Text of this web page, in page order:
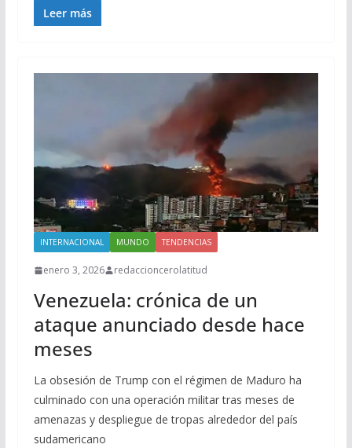
Leer más
INTERNACIONAL MUNDO TENDENCIAS
enero 3, 2026 redaccioncerolatitud
Venezuela: crónica de un
ataque anunciado desde hace
meses
La obsesión de Trump con el régimen de Maduro ha
culminado con una operación militar tras meses de
amenazas y despliegue de tropas alrededor del país
sudamericano